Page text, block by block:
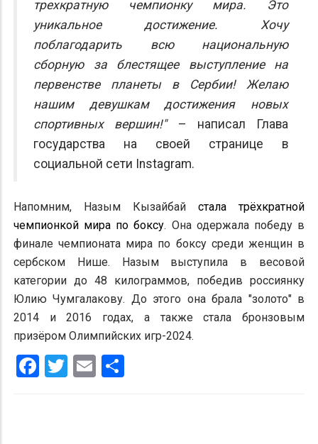
трехкратную чемпионку мира. Это
уникальное достижение. Хочу
поблагодарить всю национальную
сборную за блестящее выступление на
первенстве планеты в Сербии! Желаю
нашим девушкам достижения новых
спортивных вершин!" – написал Глава
государства на своей странице в
социальной сети Instagram.
Напомним, Назым Кызайбай стала трёхкратной
чемпионкой мира по боксу. Она одержала победу в
финале чемпионата мира по боксу среди женщин в
сербском Нише. Назым выступила в весовой
категории до 48 килограммов, победив россиянку
Юлию Чумгалакову. До этого она брала "золото" в
2014 и 2016 годах, а также стала бронзовым
призёром Олимпийских игр-2024.
Facebook
Twitter
Email